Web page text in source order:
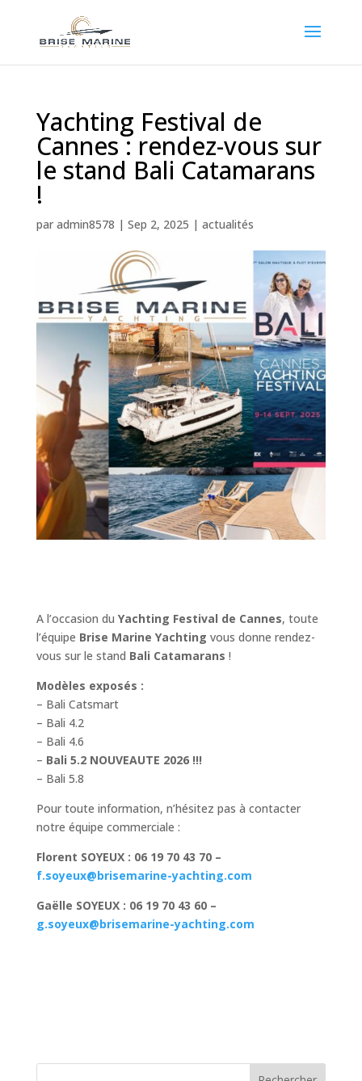
Yachting Festival de
Cannes : rendez-vous sur
le stand Bali Catamarans
!
par admin8578 | Sep 2, 2025 | actualités
A l’occasion du Yachting Festival de Cannes, toute
l’équipe Brise Marine Yachting vous donne rendez-
vous sur le stand Bali Catamarans !
Modèles exposés :
– Bali Catsmart
– Bali 4.2
– Bali 4.6
– Bali 5.2 NOUVEAUTE 2026 !!!
– Bali 5.8
Pour toute information, n’hésitez pas à contacter
notre équipe commerciale :
Florent SOYEUX : 06 19 70 43 70 –
f.soyeux@brisemarine-yachting.com
Gaëlle SOYEUX : 06 19 70 43 60 –
g.soyeux@brisemarine-yachting.com